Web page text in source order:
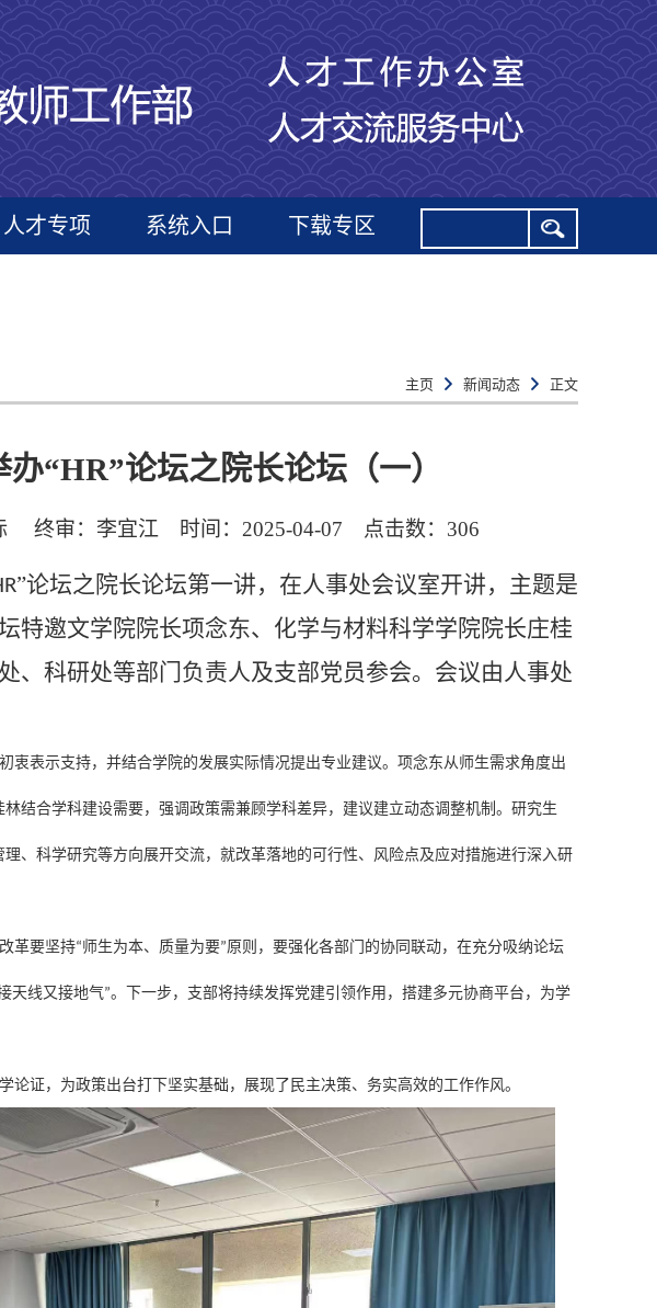
人才专项 系统入口 下载专区
主页 新闻动态 正文
“HR”论坛之院长论坛（一）
终审：李宜江 时间：2025-04-07 点击数： 306
”论坛之 院长论坛第一讲， 在人事处会议室开讲， 主题是
特邀文学院院长项念东、 化学与材料科学学院院长庄桂
、科研处等部门负责人及支部党员参会。 会议由人事处
衷表示支持，并结合学院的发展实际情况提出专业建议。 项念东从师生需求角度出
林结合学科建设需要，强调政策需兼顾学科差异，建议建立动态调整机制 。 研究生
理、科学研究等方向展开交流，就改革落地的可行性、风险点及应对措施进行深入研
革要坚持“师生为本、质量为要”原则， 要强化各部门 的协同联动， 在充分吸纳论坛
天线又接地气”。下一步，支部将持续发挥党建引领作用，搭建多元协商平台，为学
论证，为政策出台打下坚实基础，展现了民主决策、务实高效的工作作风。